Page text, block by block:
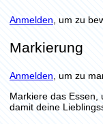
Anmelden , um zu
Markierung
Anmelden , um zu
Markiere das Essen,
damit deine